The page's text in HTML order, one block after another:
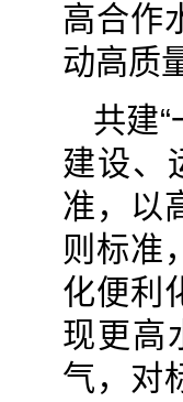
高合作
动高质
共建
建设、
准，以
则标准
化便利
现更高
气，对